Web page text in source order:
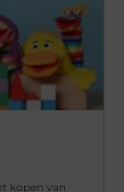
kopen van